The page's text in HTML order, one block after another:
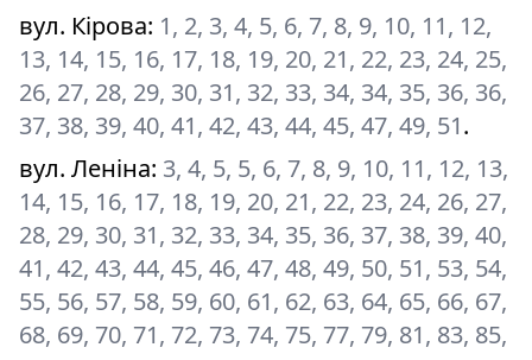
вул. Кірова: 1, 2, 3, 4, 5, 6, 7, 8, 9, 10, 11, 12,
13, 14, 15, 16, 17, 18, 19, 20, 21, 22, 23, 24, 25,
26, 27, 28, 29, 30, 31, 32, 33, 34, 34, 35, 36, 36,
37, 38, 39, 40, 41, 42, 43, 44, 45, 47, 49, 51.
вул. Леніна: 3, 4, 5, 5, 6, 7, 8, 9, 10, 11, 12, 13,
14, 15, 16, 17, 18, 19, 20, 21, 22, 23, 24, 26, 27,
28, 29, 30, 31, 32, 33, 34, 35, 36, 37, 38, 39, 40,
41, 42, 43, 44, 45, 46, 47, 48, 49, 50, 51, 53, 54,
55, 56, 57, 58, 59, 60, 61, 62, 63, 64, 65, 66, 67,
68, 69, 70, 71, 72, 73, 74, 75, 77, 79, 81, 83, 85,